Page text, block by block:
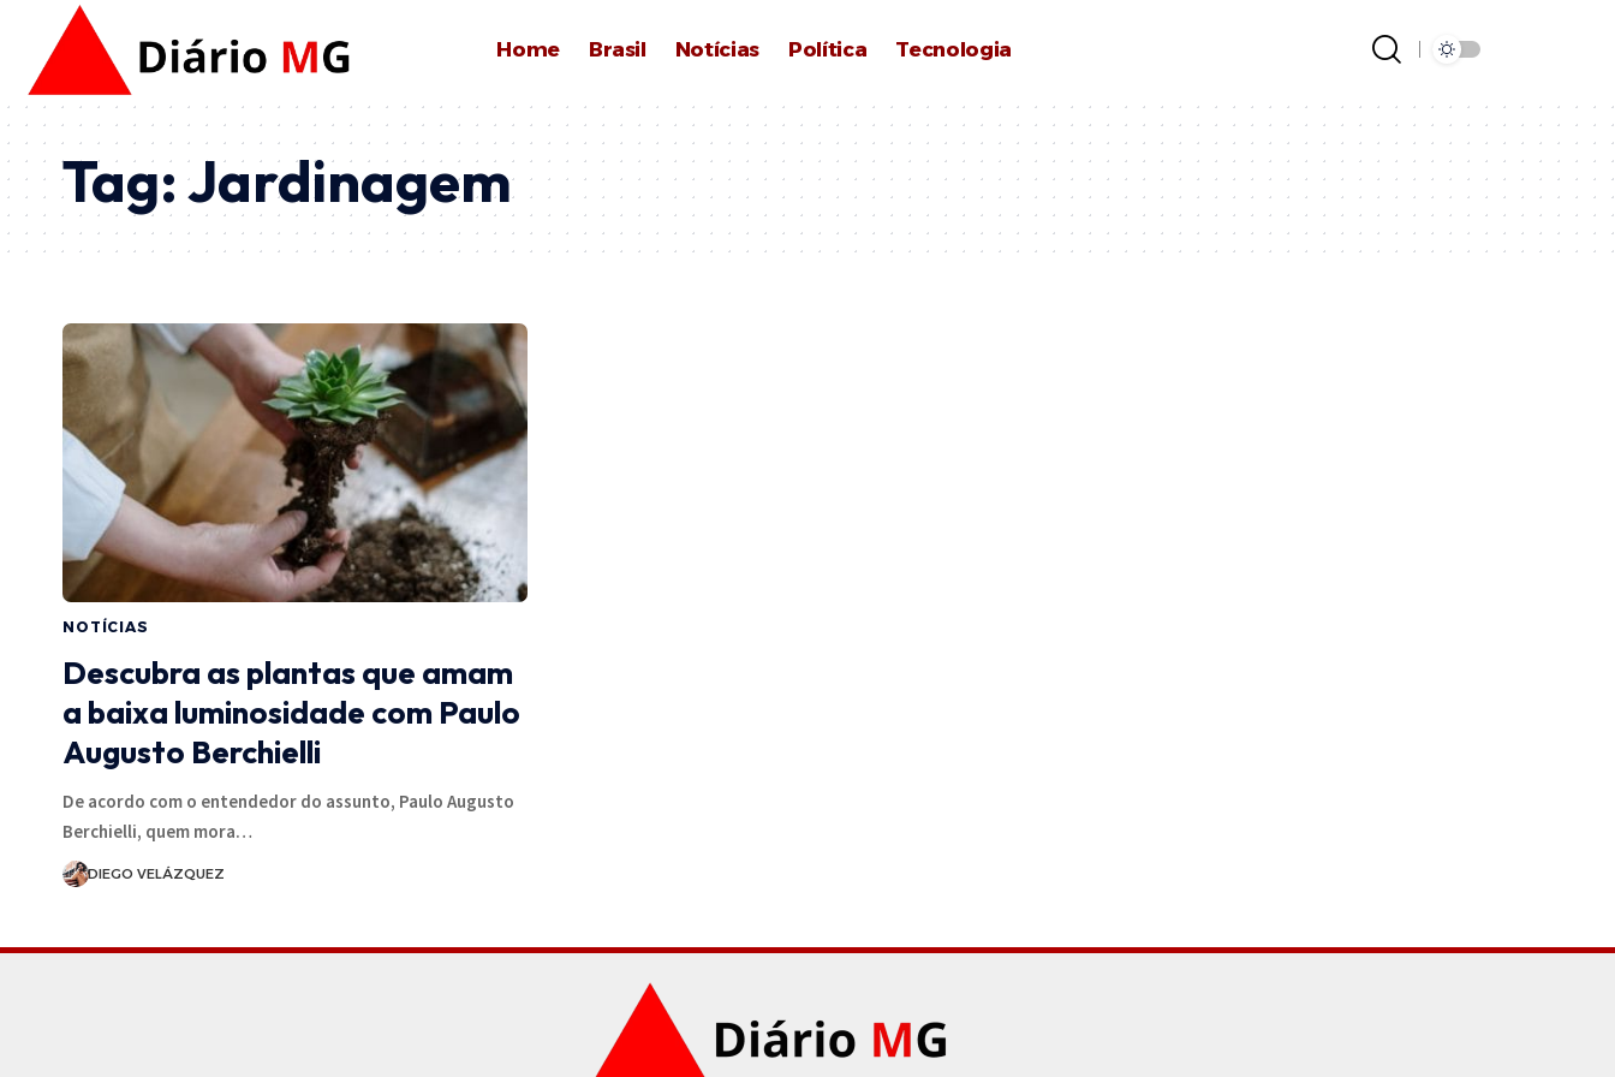
Home Brasil Notícias Política Tecnologia
Tag:Jardinagem
NOTÍCIAS
Descubra as plantas que amam
a baixa luminosidade com Paulo
Augusto Berchielli
De acordo com o entendedor do assunto, Paulo Augusto
Berchielli, quem mora…
DIEGO VELÁZQUEZ